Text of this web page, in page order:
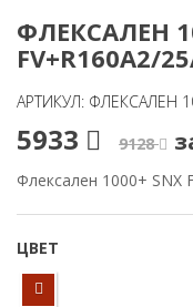
ФЛЕКСАЛЕН
FV+R160A2/
АРТИКУЛ: ФЛЕКСАЛЕН
5933 9128
Флексален 1000+ SNX
ЦВЕТ